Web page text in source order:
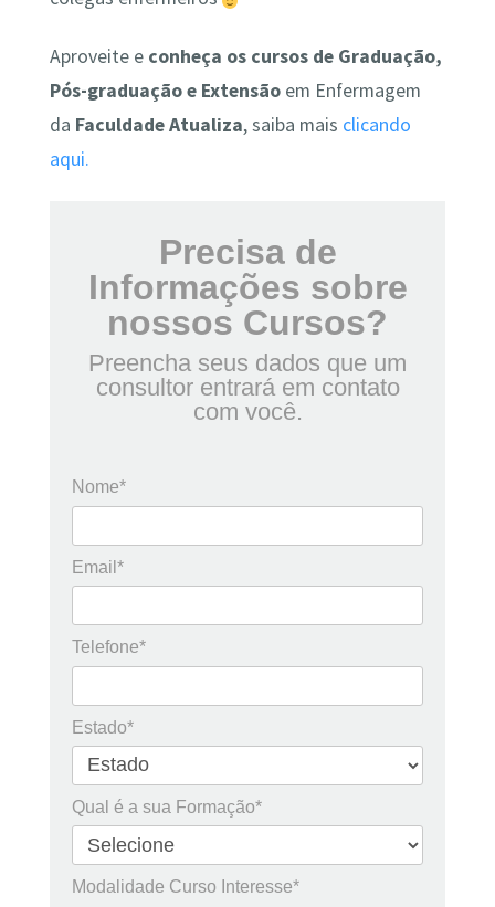
Aproveite e conheça os cursos de Graduação,
Pós-graduação e Extensãoem Enfermagem
da Faculdade Atualiza, saiba mais clicando
aqui.
Precisa de
Informações sobre
nossos Cursos?
Preencha seus dados que um
consultor entrará em contato
com você.
Nome*
Email*
Telefone*
Estado*
Qual é a sua Formação*
Modalidade Curso Interesse*